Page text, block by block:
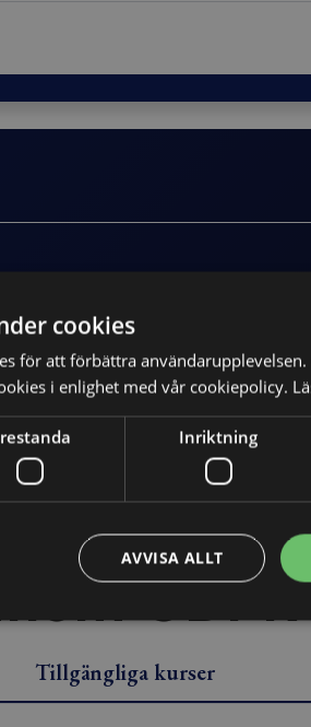
och beslutsfattare
riskerna. Det
på vilka
Tillgängliga kurser
cookies
för att förbättra
i enlighet med vår cookiepolicy.
Inriktning
AVVISA ALLT